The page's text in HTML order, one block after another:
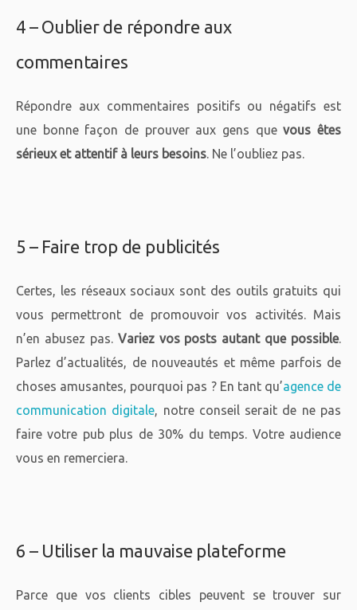
4 – Oublier de répondre aux
commentaires
Répondre aux commentaires positifs ou négatifs est
une bonne façon de prouver aux gens quevous êtes
sérieux et attentif à leurs besoins. Ne l’oubliez pas.
5 – Faire trop de publicités
Certes, les réseaux sociaux sont des outils gratuits qui
vous permettront de promouvoir vos activités. Mais
n’en abusez pas. Variez vos posts autant que possible.
Parlez d’actualités, de nouveautés et même parfois de
choses amusantes, pourquoi pas ? En tant qu’agence de
communication digitale, notre conseil serait de ne pas
faire votre pub plus de 30% du temps. Votre audience
vous en remerciera.
6 – Utiliser la mauvaise plateforme
Parce que vos clients cibles peuvent se trouver sur